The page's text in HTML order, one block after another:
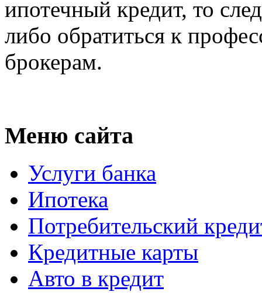
ипотечный кредит, то
либо обратиться к
брокерам.
Меню сайта
Услуги банка
Ипотека
Потребительский
Кредитные карты
Авто в кредит